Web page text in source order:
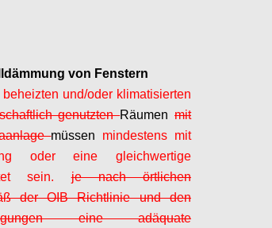
von Fenstern
beheizten und/oder klimatisierten
genutztenRäumenmit
müssen mindestens mit
oder eine gleichwertige
sein.je nach örtlichen
der OIB Richtlinie und den
eine adäquate